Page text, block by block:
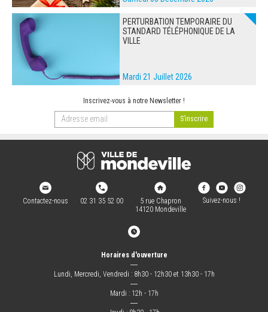
PERTURBATION TEMPORAIRE DU
STANDARD TÉLÉPHONIQUE DE LA
VILLE
Mardi 21 Juillet 2026
Inscrivez-vous à notre Newsletter !
Contactez-nous 02 31 35 52 00
5 rue Chapron
14120 Mondeville
Suivez-nous !
Horaires d'ouverture
―
Lundi, Mercredi, Vendredi : 8h30 - 12h30 et 13h30 - 17h
―
Mardi : 12h - 17h
―